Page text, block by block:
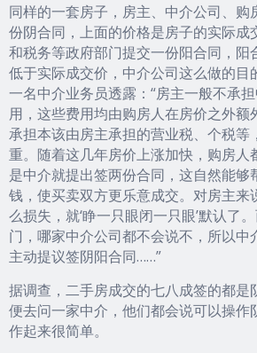
同样的一套房子，房主、中介公司、购
份阴合同，上面的价格是房子的实际成
和税务等政府部门提交一份阳合同，阳
低于实际成交价，中介公司这么做的目
一名中介业务员透露：“房主一般不承
用，这些费用均由购房人在房价之外额
承担本该由房主承担的营业税、个税等
重。随着这几年房价上涨加快，购房人
是中介就提出签两份合同，这自然能够
钱，使买卖双方更乐意成交。对房主来
么损失，就‘睁一只眼闭一只眼’默认了
门，哪家中介公司都不会说不，所以中
主动提议签阴阳合同……”
据调查，二手房成交的七八成签的都是
便去问一家中介，他们都会说可以操作
作起来很简单。